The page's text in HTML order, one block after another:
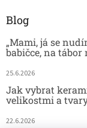
Blog
„Mami, já se
babičce, na tábor
25.6.2026
Jak vybrat
velikostmi a
22.6.2026